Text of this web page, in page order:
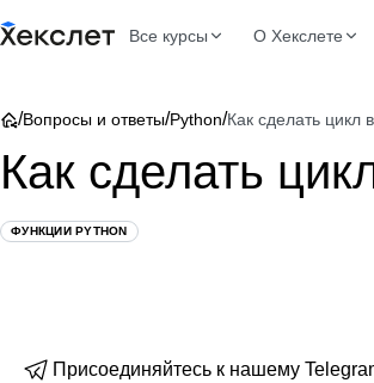
Все курсы О Хекслете
/Вопросы и ответы/Python/Как сделать цикл
Как сделать
ФУНКЦИИ PYTHON
Присоединяйтесь к нашему